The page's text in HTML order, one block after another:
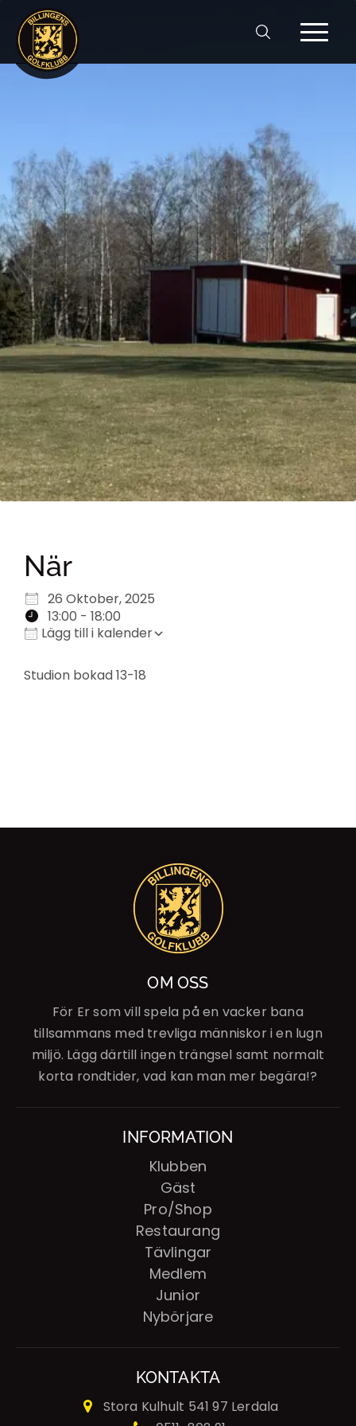
När
26 Oktober, 2025
13:00 - 18:00
Lägg till i kalender
Ladda ner ICS
Studion bokad 13-18
OM OSS
För Er som vill spela på en vacker bana
tillsammans med trevliga människor i en lugn
miljö. Lägg därtill ingen trängsel samt normalt
korta rondtider, vad kan man mer begära!?
INFORMATION
Klubben
Gäst
Pro/Shop
Restaurang
Tävlingar
Medlem
Junior
Nybörjare
KONTAKTA
Stora Kulhult 541 97 Lerdala